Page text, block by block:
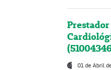
01 de Abril